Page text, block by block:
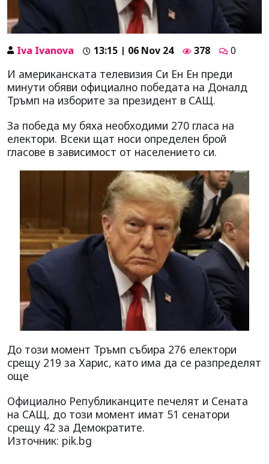
Iva Ivanova 13:15 | 06 Nov 24 378 0
И американската телевизия Си Ен Ен преди
минути обяви официално победата на Доналд
Тръмп на изборите за президент в САЩ.
За победа му бяха необходими 270 гласа на
електори. Всеки щат носи определен брой
гласове в зависимост от населението си.
До този момент Тръмп събира 276 електори
срещу 219 за Харис, като има да се разпределят
още
Официално Републиканците печелят и Сената
на САЩ, до този момент имат 51 сенатори
срещу 42 за Демократите.
Източник: pik.bg